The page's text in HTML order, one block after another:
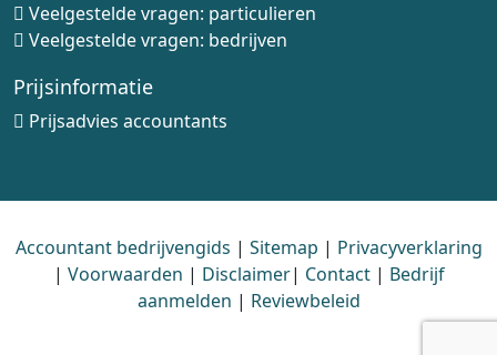
Veelgestelde vragen: particulieren
Veelgestelde vragen: bedrijven
Prijsinformatie
Prijsadvies accountants
Accountant bedrijvengids | Sitemap | Privacyverklaring
| Voorwaarden | Disclaimer| Contact| Bedrijf
aanmelden | Reviewbeleid